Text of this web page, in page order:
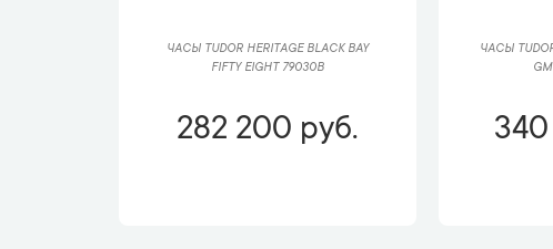
ЧАСЫ TUDOR HERITAGE BLACK BAY
FIFTY EIGHT 79030B
282 200 руб.
ЧАСЫ